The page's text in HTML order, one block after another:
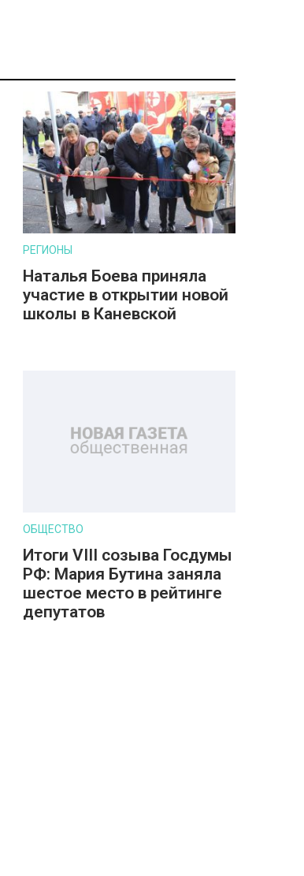
РЕГИОНЫ
Наталья Боева приняла
участие в открытии новой
школы в Каневской
ОБЩЕСТВО
Итоги VIII созыва Госдумы
РФ: Мария Бутина заняла
шестое место в рейтинге
депутатов